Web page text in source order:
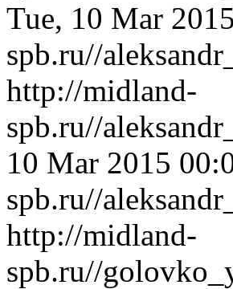
Tue, 10 Mar
spb.ru//
http://midland-
spb.ru//
10 Mar 2015
spb.ru//
http://midland-
spb.ru//